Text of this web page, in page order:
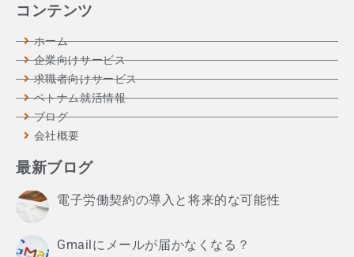
コンテンツ
ホーム
企業向けサービス
求職者向けサービス
ベトナム就活情報
ブログ
会社概要
最新ブログ
電子労働契約の導入と将来的な可能性
Gmailにメールが届かなくなる？